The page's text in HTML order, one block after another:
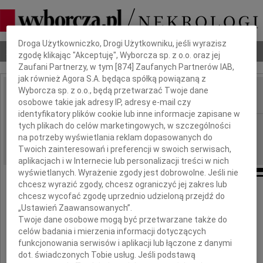
Nekrologi Odeszli Poradnik pogrzebowy
IMIĘ I NAZWISKO:
REGION: Bydgoszcz
DATA EMISJI: 06.12.2010
Koleżance
Ani Marszałek
wyrazy współczucia
z powodu śmierci
Dbamy o Twoją prywatność
Droga Użytkowniczko, Drogi Użytkowniku, jeśli wyrazisz
zgodę klikając "Akceptuję", Wyborcza sp. z o.o. oraz jej
Zaufani Partnerzy, w tym [874 ] Zaufanych Partnerów IAB,
jak również Agora S.A. będąca spółką powiązaną z
Wyborcza sp. z o.o., będą przetwarzać Twoje dane
osobowe takie jak adresy IP, adresy e-mail czy
identyfikatory plików cookie lub inne informacje zapisane w
tych plikach do celów marketingowych, w szczególności
na potrzeby wyświetlania reklam dopasowanych do
Twoich zainteresowań i preferencji w swoich serwisach,
aplikacjach i w Internecie lub personalizacji treści w nich
wyświetlanych. Wyrażenie zgody jest dobrowolne. Jeśli nie
chcesz wyrazić zgody, chcesz ograniczyć jej zakres lub
chcesz wycofać zgodę uprzednio udzieloną przejdź do
„Ustawień Zaawansowanych”.
Twoje dane osobowe mogą być przetwarzane także do
celów badania i mierzenia informacji dotyczących
funkcjonowania serwisów i aplikacji lub łączone z danymi
dot. świadczonych Tobie usług. Jeśli podstawą